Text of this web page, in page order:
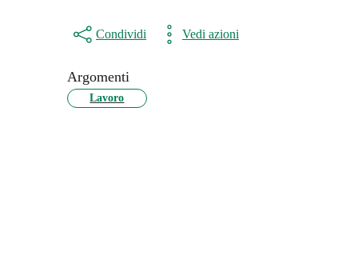
Condividi Vedi azioni
Argomenti
Lavoro